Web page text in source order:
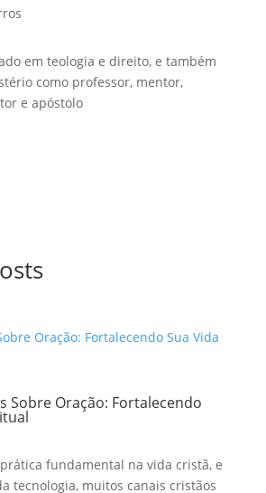
em teologia e direito, e também
como professor, mentor,
e apóstolo
Sobre Oração: Fortalecendo
fundamental na vida cristã, e
tecnologia, muitos canais cristãos